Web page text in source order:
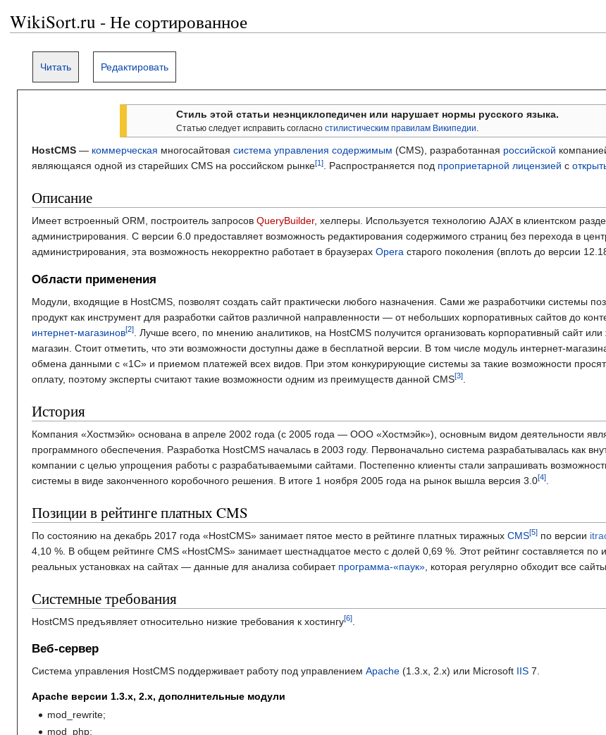
WikiSort.ru - Не сортированное
Читать Редактировать
Стиль этой статьи неэнциклопедичен или нарушает нормы русского языка.
Статью следует исправить согласностилистическим правилам Википедии.
HostCMS — коммерческая многосайтовая система управления содержимым (CMS), разработанная российской
являющаяся одной из старейших CMS на российском рынке
. Распространяется под проприетарной лицензией с
Описание
Имеет встроенный ORM, построитель запросов QueryBuilder, хелперы. Используется технологию AJAX в клиентском
администрирования. С версии 6.0 предоставляет возможность редактирования содержимого страниц без перехода в
администрирования, эта возможность некорректно работает в браузерах Opera старого поколения (вплоть до версии
Области применения
Модули, входящие в HostCMS, позволят создать сайт практически любого назначения. Сами же разработчики системы
продукт как инструмент для разработки сайтов различной направленности — от небольших корпоративных сайтов до
интернет-магазинов
. Лучше всего, по мнению аналитиков, на HostCMS получится организовать корпоративный сайт или
магазин. Стоит отметить, что эти возможности доступны даже в бесплатной версии. В том числе модуль интернет-
обмена данными с «1С» и приемом платежей всех видов. При этом конкурирующие системы за такие возможности
оплату, поэтому эксперты считают такие возможности одним из преимуществ данной CMS
История
Компания «Хостмэйк» основана в апреле 2002 года (c 2005 года — ООО «Хостмэйк»), основным видом деятельности
программного обеспечения. Разработка HostCMS началась в 2003 году. Первоначально система разрабатывалась как
компании с целью упрощения работы с разрабатываемыми сайтами. Постепенно клиенты стали запрашивать
системы в виде законченного коробочного решения. В итоге 1 ноября 2005 года на рынок вышла версия 3.0
Позиции в рейтинге платных CMS
По состоянию на декабрь 2017 года «HostCMS» занимает пятое место в рейтинге платных тиражных CMS по версии
4,10 %. В общем рейтинге CMS «HostCMS» занимает шестнадцатое место с долей 0,69 %. Этот рейтинг составляется
реальных установках на сайтах — данные для анализа собирает программа-«паук» , которая регулярно обходит все
Системные требования
HostCMS предъявляет относительно низкие требования к хостингу
Веб-сервер
Система управления HostCMS поддерживает работу под управлением Apache (1.3.x, 2.x) или Microsoft IIS 7.
Apache версии 1.3.x, 2.x, дополнительные модули
mod_rewrite;
mod_php;